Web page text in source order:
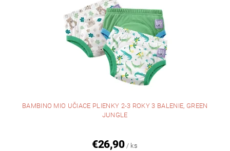
BAMBINO MIO UČIACE PLIENKY 2-3 ROKY 3 BALENIE, GREEN
JUNGLE
€26,90 / ks